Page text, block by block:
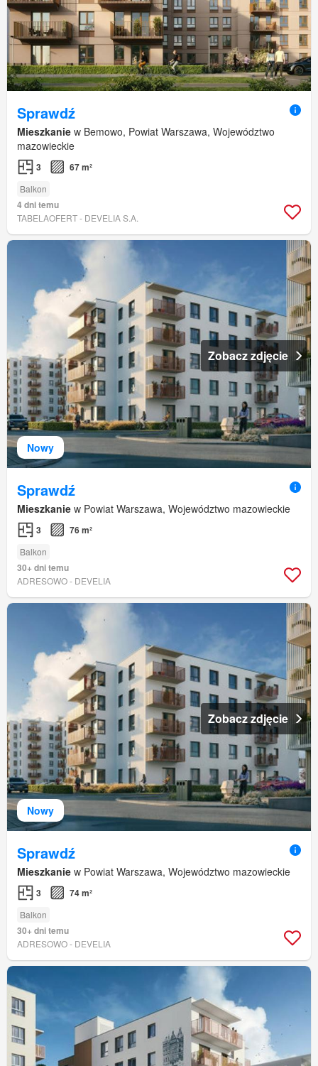
Sprawdź
Mieszkanie w Bemowo, Powiat Warszawa, Województwo
mazowieckie
3 67 m²
Balkon
4 dni temu
TABELAOFERT - DEVELIA S.A.
Nowy
Zobacz zdjęcie
Sprawdź
Mieszkanie w Powiat Warszawa, Województwo mazowieckie
3 76 m²
Balkon
30+ dni temu
ADRESOWO - DEVELIA
Nowy
Zobacz zdjęcie
Sprawdź
Mieszkanie w Powiat Warszawa, Województwo mazowieckie
3 74 m²
Balkon
30+ dni temu
ADRESOWO - DEVELIA